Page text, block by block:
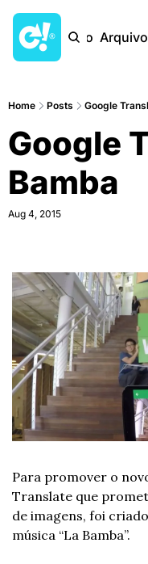
Início Arquivo
Home Posts Google
Google
Bamba
Aug 4, 2015
Para promover o
Translate que
de imagens, foi
música “La Bamba”.